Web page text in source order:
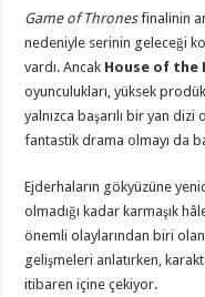
Game of Thronesfinalinin
nedeniyle serinin geleceği
vardı. Ancak House of the
oyunculukları, yüksek
yalnızca başarılı bir yan
fantastik drama olmayı da
Ejderhaların gökyüzüne
olmadığı kadar karmaşık
önemli olaylarından biri olan
gelişmeleri anlatırken,
itibaren içine çekiyor.